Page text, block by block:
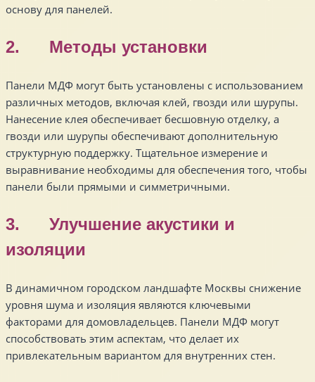
основу для панелей.
2. Методы установки
Панели МДФ могут быть установлены с использованием
различных методов, включая клей, гвозди или шурупы.
Нанесение клея обеспечивает бесшовную отделку, а
гвозди или шурупы обеспечивают дополнительную
структурную поддержку. Тщательное измерение и
выравнивание необходимы для обеспечения того, чтобы
панели были прямыми и симметричными.
3. Улучшение акустики и
изоляции
В динамичном городском ландшафте Москвы снижение
уровня шума и изоляция являются ключевыми
факторами для домовладельцев. Панели МДФ могут
способствовать этим аспектам, что делает их
привлекательным вариантом для внутренних стен.